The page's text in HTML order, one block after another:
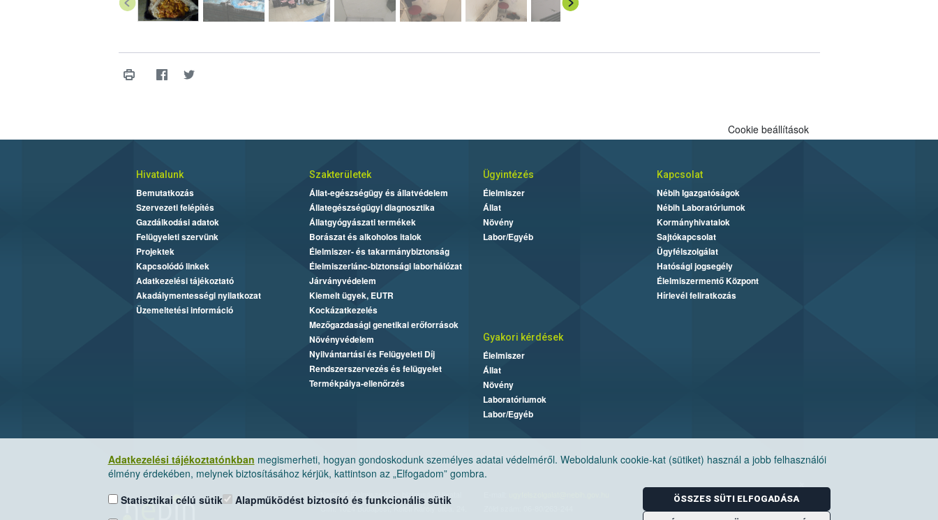
Adatkezelési tájékoztatónkban megismerheti, hogyan gondoskodunk személyes adatai védelméről. Weboldalunk cookie-kat (sütiket) használ a jobb felhasználói
élmény érdekében, melynek biztosításához kérjük, kattintson az „Elfogadom” gombra.
Statisztikai célú sütik
Alapműködést biztosító és funkcionális sütik ÖSSZES SÜTI ELFOGADÁSA
Cookie beállítások
Hivatalunk
Bemutatkozás
Szervezeti felépítés
Gazdálkodási adatok
Felügyeleti szervünk
Projektek
Kapcsolódó linkek
Adatkezelési tájékoztató
Akadálymentességi nyilatkozat
Üzemeltetési információ
Szakterületek
Állat-egészségügy és állatvédelem
Állategészségügyi diagnosztika
Állatgyógyászati termékek
Borászat és alkoholos italok
Élelmiszer- és takarmánybiztonság
Élelmiszerlánc-biztonsági laborhálózat
Járványvédelem
Kiemelt ügyek, EUTR
Kockázatkezelés
Mezőgazdasági genetikai erőforrások
Növényvédelem
Nyilvántartási és Felügyeleti Díj
Rendszerszervezés és felügyelet
Termékpálya-ellenőrzés
Ügyintézés
Élelmiszer
Állat
Növény
Labor/Egyéb
Kapcsolat
Nébih Igazgatóságok
Nébih Laboratóriumok
Kormányhivatalok
Sajtókapcsolat
Ügyfélszolgálat
Hatósági jogsegély
Élelmiszermentő Központ
Hírlevél feliratkozás
Gyakori kérdések
Élelmiszer
Állat
Növény
Laboratóriumok
Labor/Egyéb
Nemzeti Élelmiszerlánc-biztonsági Hivatal